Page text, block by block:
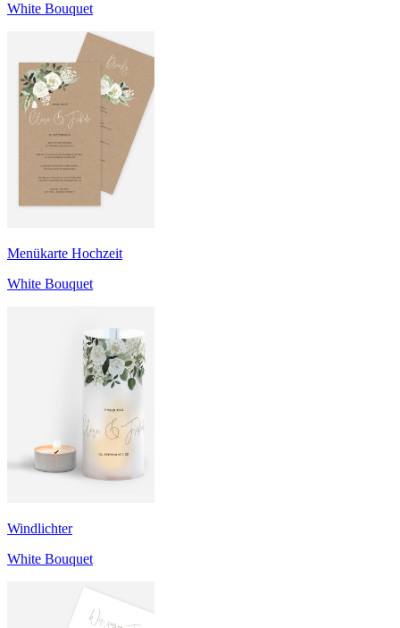
White Bouquet
Menükarte Hochzeit
White Bouquet
Windlichter
White Bouquet